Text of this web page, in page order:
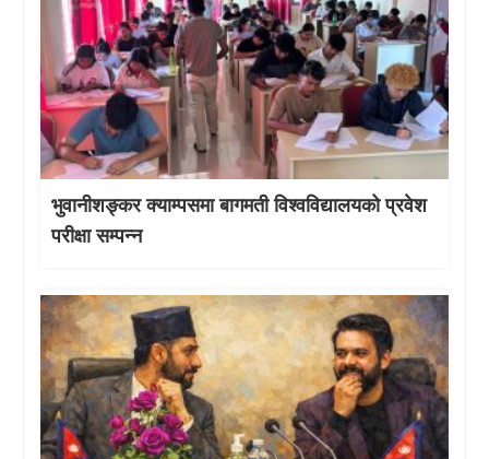
भुवानीशङ्कर क्याम्पसमा बागमती विश्वविद्यालयको प्रवेश
परीक्षा सम्पन्न